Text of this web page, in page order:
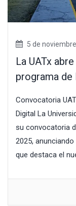
5 de
La UATx
programa
Convocatoria
Digital La
su convocatoria
2025,
que destaca el